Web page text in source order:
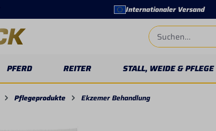
Internationaler Versand
PFERD REITER STALL, WEIDE & PFLEGE
Pflegeprodukte Ekzemer Behandlung